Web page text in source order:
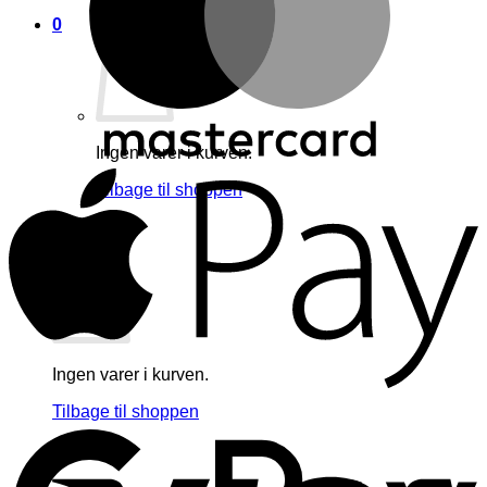
0
Ingen varer i kurven.
Tilbage til shoppen
Ingen varer i kurven.
Tilbage til shoppen